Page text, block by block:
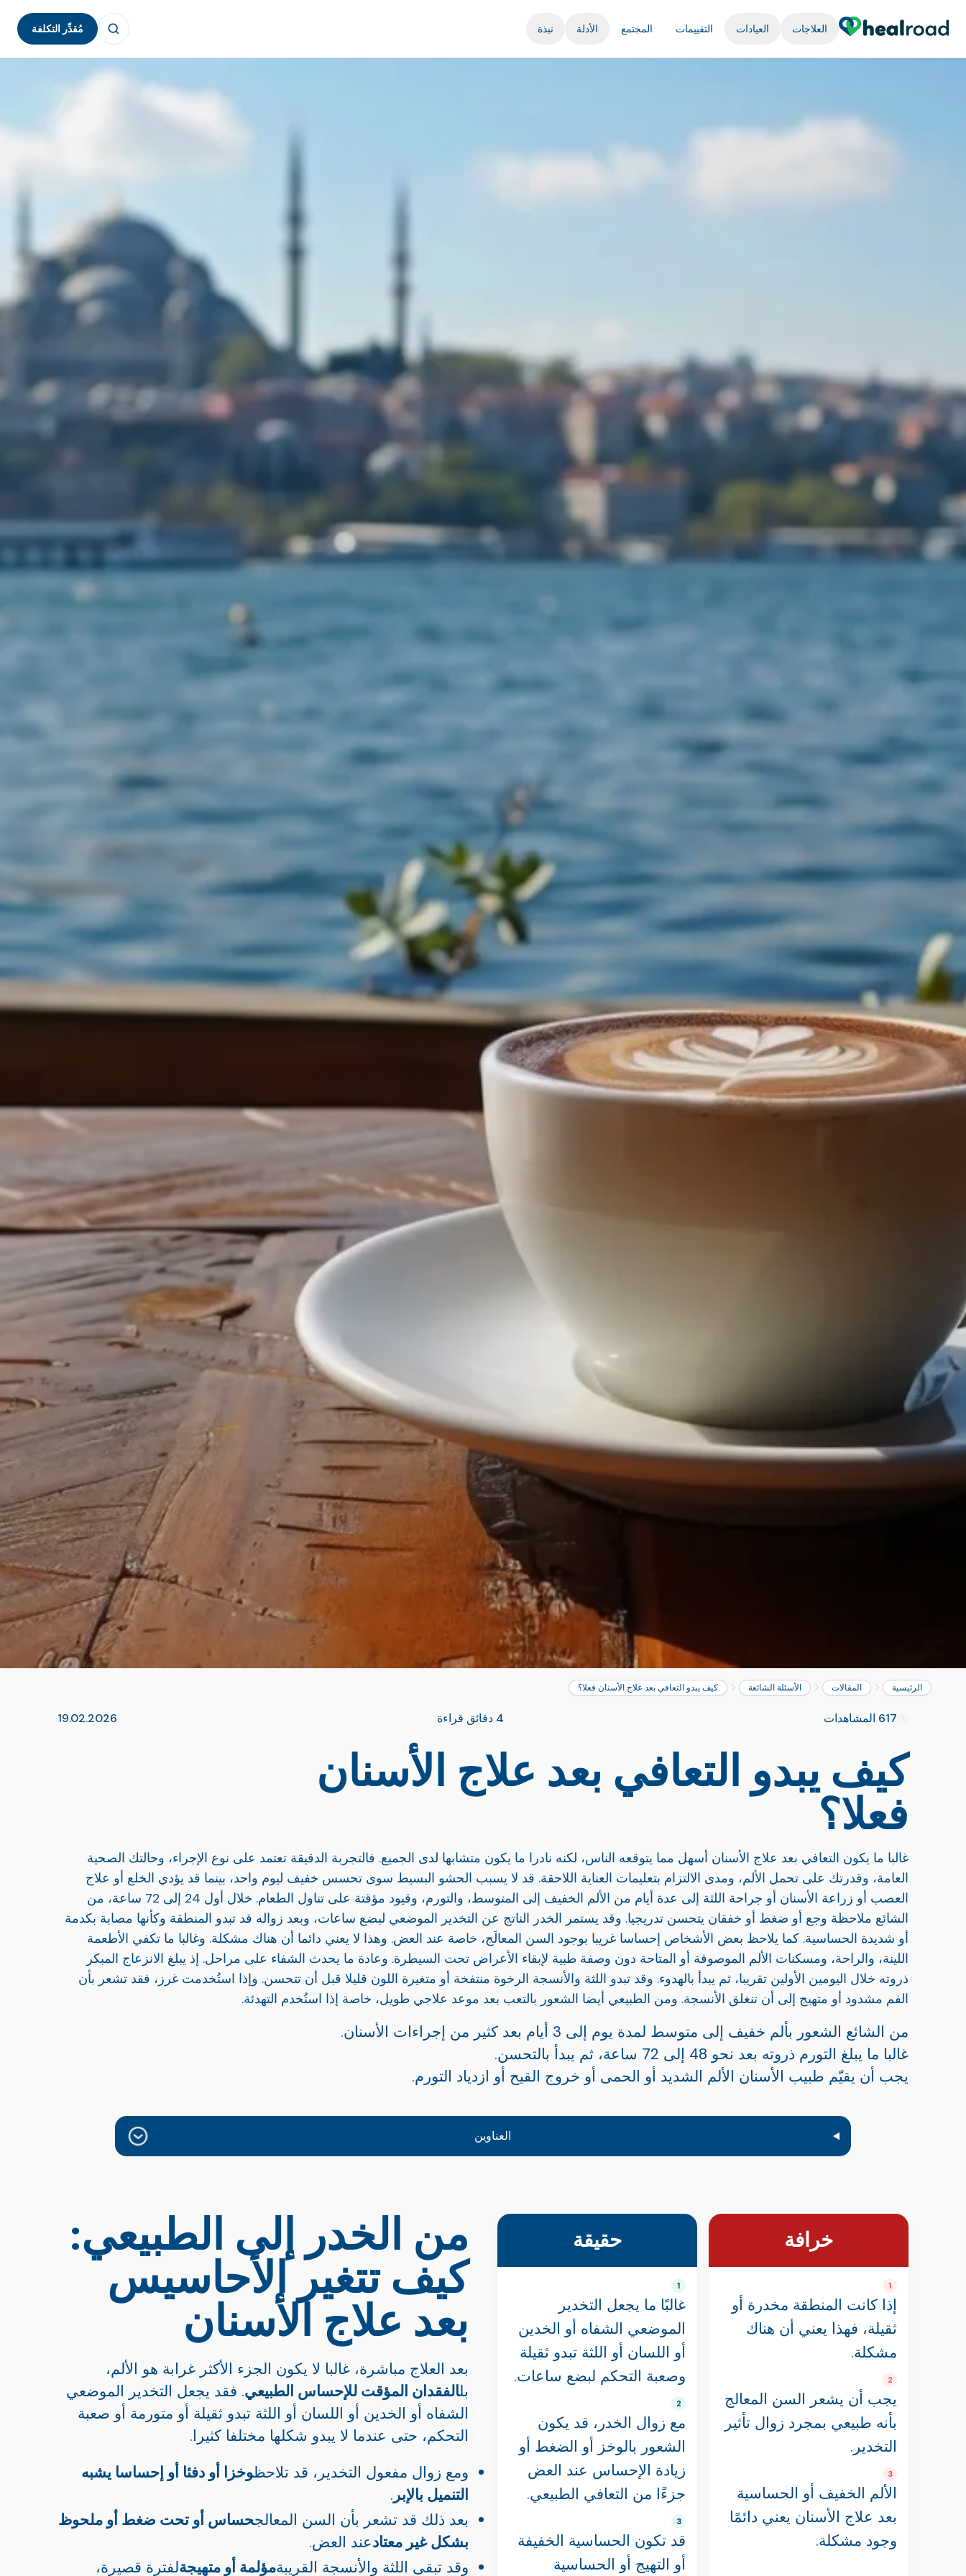
العلاجات العيادات التقييمات المجتمع الأدلة نبذة مُقدِّر التكلفة
الرئيسية المقالات الأسئلة الشائعة كيف يبدو التعافي بعد علاج الأسنان فعلا؟
617 المشاهدات 4 دقائق قراءة 19.02.2026
كيف يبدو التعافي بعد علاج الأسنان
فعلا؟
غالبا ما يكون التعافي بعد علاج الأسنان أسهل مما يتوقعه الناس، لكنه نادرا ما يكون متشابها لدى الجميع. فالتجربة الدقيقة تعتمد على نوع الإجراء، وحالتك الصحية
العامة، وقدرتك على تحمل الألم، ومدى الالتزام بتعليمات العناية اللاحقة. قد لا يسبب الحشو البسيط سوى تحسس خفيف ليوم واحد، بينما قد يؤدي الخلع أو علاج
العصب أو زراعة الأسنان أو جراحة اللثة إلى عدة أيام من الألم الخفيف إلى المتوسط، والتورم، وقيود مؤقتة على تناول الطعام. خلال أول 24 إلى 72 ساعة، من
الشائع ملاحظة وجع أو ضغط أو خفقان يتحسن تدريجيا. وقد يستمر الخدر الناتج عن التخدير الموضعي لبضع ساعات، وبعد زواله قد تبدو المنطقة وكأنها مصابة بكدمة
أو شديدة الحساسية. كما يلاحظ بعض الأشخاص إحساسا غريبا بوجود السن المعالَج، خاصة عند العض. وهذا لا يعني دائما أن هناك مشكلة. وغالبا ما تكفي الأطعمة
اللينة، والراحة، ومسكنات الألم الموصوفة أو المتاحة دون وصفة طبية لإبقاء الأعراض تحت السيطرة. وعادة ما يحدث الشفاء على مراحل. إذ يبلغ الانزعاج المبكر
ذروته خلال اليومين الأولين تقريبا، ثم يبدأ بالهدوء. وقد تبدو اللثة والأنسجة الرخوة منتفخة أو متغيرة اللون قليلا قبل أن تتحسن. وإذا استُخدمت غرز، فقد تشعر بأن
الفم مشدود أو متهيج إلى أن تنغلق الأنسجة. ومن الطبيعي أيضا الشعور بالتعب بعد موعد علاجي طويل، خاصة إذا استُخدم التهدئة.
من الشائع الشعور بألم خفيف إلى متوسط لمدة يوم إلى 3 أيام بعد كثير من إجراءات الأسنان.
غالبا ما يبلغ التورم ذروته بعد نحو 48 إلى 72 ساعة، ثم يبدأ بالتحسن.
يجب أن يقيّم طبيب الأسنان الألم الشديد أو الحمى أو خروج القيح أو ازدياد التورم.
العناوين
خرافة
1
إذا كانت المنطقة مخدرة أو
ثقيلة، فهذا يعني أن هناك
مشكلة.
2
يجب أن يشعر السن المعالج
بأنه طبيعي بمجرد زوال تأثير
التخدير.
3
الألم الخفيف أو الحساسية
بعد علاج الأسنان يعني دائمًا
وجود مشكلة.
حقيقة
1
غالبًا ما يجعل التخدير
الموضعي الشفاه أو الخدين
أو اللسان أو اللثة تبدو ثقيلة
وصعبة التحكم لبضع ساعات.
2
مع زوال الخدر، قد يكون
الشعور بالوخز أو الضغط أو
زيادة الإحساس عند العض
جزءًا من التعافي الطبيعي.
3
قد تكون الحساسية الخفيفة
أو التهيج أو الحساسية
من الخدر إلى الطبيعي:
كيف تتغير الأحاسيس
بعد علاج الأسنان
بعد العلاج مباشرة، غالبا لا يكون الجزء الأكثر غرابة هو الألم،
بلالفقدان المؤقت للإحساس الطبيعي. فقد يجعل التخدير الموضعي
الشفاه أو الخدين أو اللسان أو اللثة تبدو ثقيلة أو متورمة أو صعبة
التحكم، حتى عندما لا يبدو شكلها مختلفا كثيرا.
ومع زوال مفعول التخدير، قد تلاحظوخزا أو دفئا أو إحساسا يشبه
التنميل بالإبر .
بعد ذلك قد تشعر بأن السن المعالجحساس أو تحت ضغط أو ملحوظ
بشكل غير معتادعند العض.
وقد تبقى اللثة والأنسجة القريبةمؤلمة أو متهيجةلفترة قصيرة،